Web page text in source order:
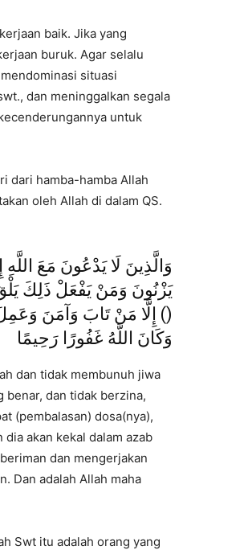
baik. Jika yang
buruk. Agar selalu
situasi
dan meninggalkan segala
untuk
dari hamba-hamba Allah
oleh Allah di dalam QS.
وَالَّذِينَ لَا يَدْعُونَ مَعَ اللَّهِ
يَزْنُونَ وَمَنْ يَفْعَلْ ذَلِكَ يَلْقَ
() إِلَّا مَنْ تَابَ وَآمَنَ
وَكَانَ اللَّهُ غَفُورًا رَحِيمًا
dan tidak membunuh jiwa
benar, dan tidak berzina,
(pembalasan) dosa(nya),
akan kekal dalam azab
dan mengerjakan
Dan adalah Allah maha
Swt itu adalah orang yang